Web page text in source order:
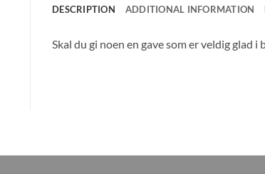
DESCRIPTION ADDITIONAL INFORMATION
Skal du gi noen en gave som er veldig